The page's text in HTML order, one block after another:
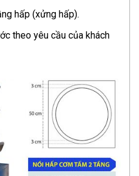
hấp (xửng hấp).
theo yêu cầu của khách